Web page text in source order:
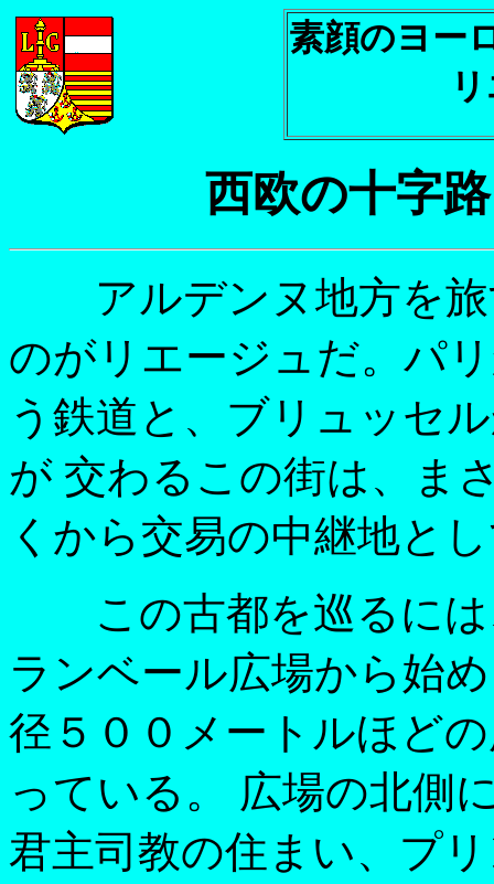
素顔のヨー
西欧の十字
アルデンヌ地方を旅
のがリエージュだ。パ
う鉄道と、ブリュッセ
が 交わるこの街は、ま
くから交易の中継地と
この古都を巡るには
ランベール広場から始
径５００メートルほど
っている。 広場の北側
君主司教の住まい、プ